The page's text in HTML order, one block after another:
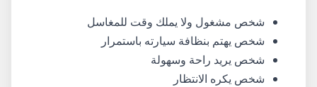
شخص مشغول ولا يملك وقت للمغاسل
شخص يهتم بنظافة سيارته باستمرار
شخص يريد راحة وسهولة
شخص يكره الانتظار